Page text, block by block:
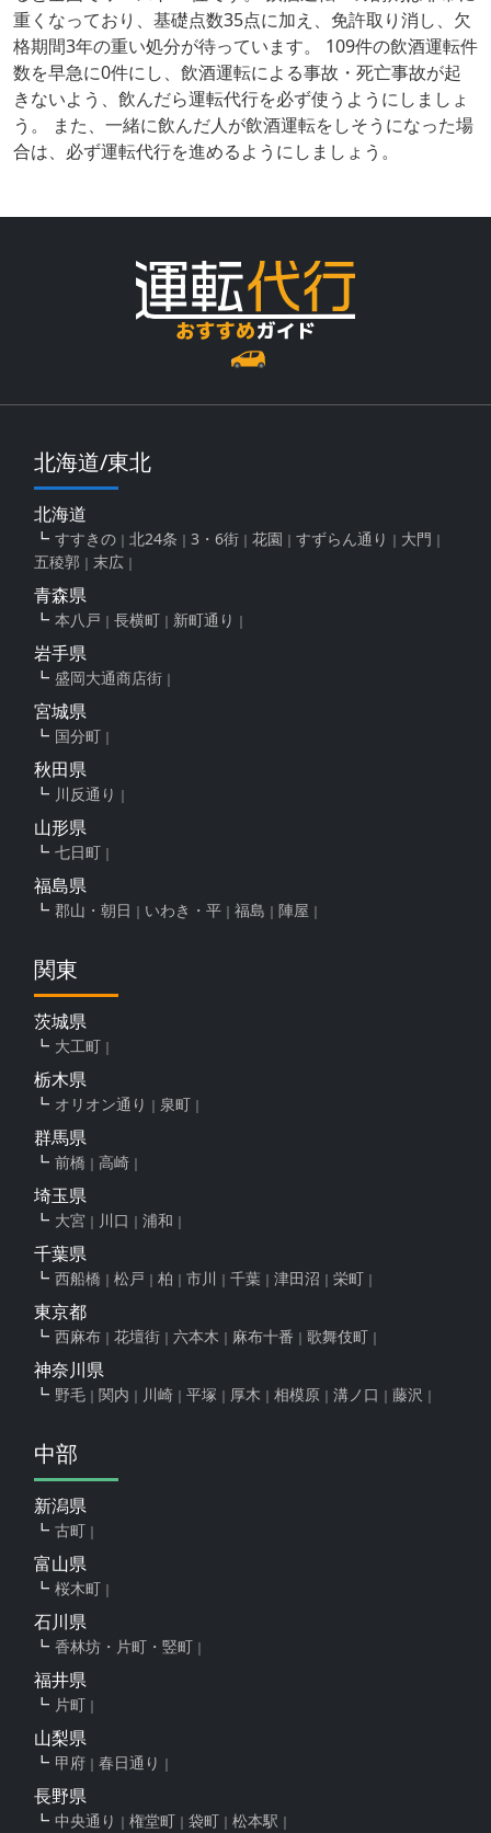
重くなっており、基礎点数35点に加え、免許取り消し、欠
格期間3年の重い処分が待っています。 109件の飲酒運転件
数を早急に0件にし、飲酒運転による事故・死亡事故が起
きないよう、飲んだら運転代行を必ず使うようにしましょ
う。 また、一緒に飲んだ人が飲酒運転をしそうになった場
合は、必ず運転代行を進めるようにしましょう。
北海道/東北
北海道
すすきの 北24条 3・6街 花園 すずらん通り
大門
五稜郭
末広
青森県
本八戸 長横町 新町通り
岩手県
盛岡大通商店街
宮城県
国分町
秋田県
川反通り
山形県
七日町
福島県
郡山・朝日 いわき・平 福島 陣屋
関東
茨城県
大工町
栃木県
オリオン通り 泉町
群馬県
前橋 高崎
埼玉県
大宮 川口 浦和
千葉県
西船橋 松戸 柏 市川 千葉 津田沼 栄町
東京都
西麻布 花壇街 六本木 麻布十番 歌舞伎町
神奈川県
野毛 関内 川崎 平塚 厚木 相模原 溝ノ口 藤沢
中部
新潟県
古町
富山県
桜木町
石川県
香林坊・片町・竪町
福井県
片町
山梨県
甲府 春日通り
長野県
中央通り 権堂町 袋町 松本駅